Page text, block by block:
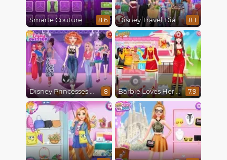
Smarte Couture 8.6 Disney Travel Diaries: City Break 8.1
Disney Princesses Runway Show 8 Barbie Loves Her Job 7.9